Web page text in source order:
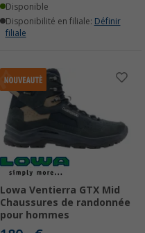
Disponible
Disponibilité en filiale: Définir
filiale
Lowa Ventierra GTX Mid
Chaussures de randonnée
pour hommes